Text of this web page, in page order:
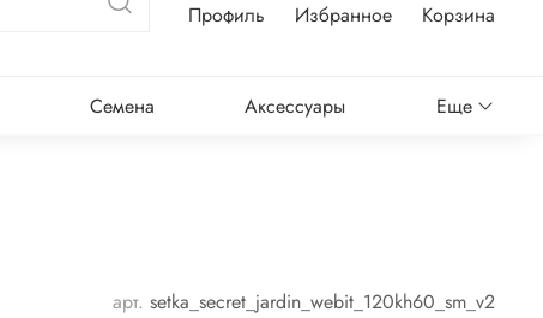
Профиль Избранное Корзина
Семена Аксессуары Еще
арт. setka_secret_jardin_webit_120kh60_sm_v2